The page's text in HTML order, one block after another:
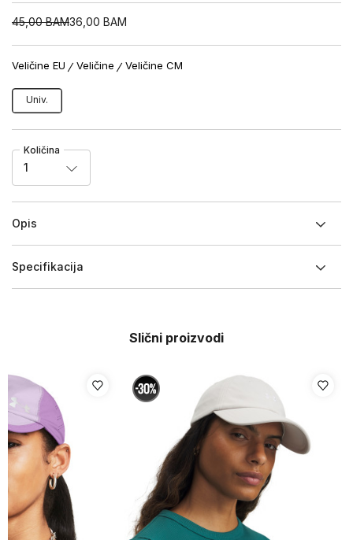
45,00 BAM36,00 BAM
Veličine EU Veličine Veličine CM
Univ.
Količina
1
Opis
Specifikacija
Slični proizvodi